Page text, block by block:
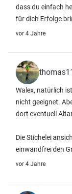
dass du einfach
für dich Erfolge
vor 4 Jahre
Walex, natürlich
nicht geeignet.
dort eventuell
Die Stichelei
einwandfrei den
vor 4 Jahre